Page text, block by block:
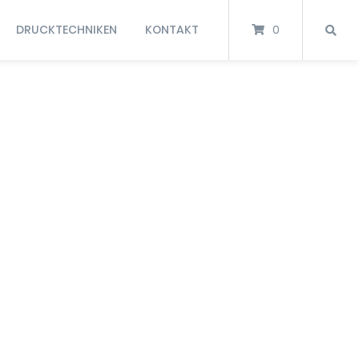
DRUCKTECHNIKEN KONTAKT 0